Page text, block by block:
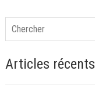
Chercher
Articles récents